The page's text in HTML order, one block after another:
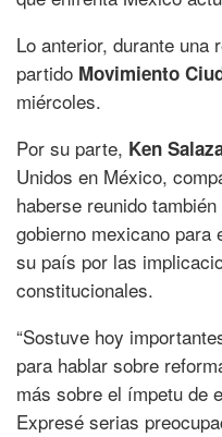
Lo anterior, durante una
partido Movimiento
miércoles.
Por su parte, Ken
Unidos en México,
haberse reunido
gobierno mexicano para
su país por las
constitucionales.
“Sostuve hoy
para hablar sobre
más sobre el ímpetu de
Expresé serias